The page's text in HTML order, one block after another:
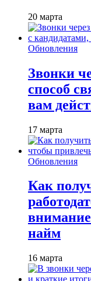
20 марта
Обновления
Звонки
способ
вам
17 марта
Обновления
Как
внимание
найм
16 марта